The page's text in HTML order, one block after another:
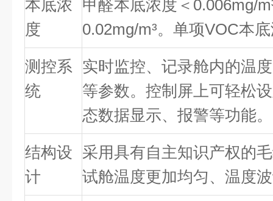
本底浓
度
甲醛本底浓度＜0.006mg/
0.02mg/m³。单项VOC本
测控系
统
实时监控、记录舱内的温
等参数。控制屏上可轻松
态数据显示、报警等功能。
结构设
计
采用具有自主知识产权的
试舱温度更加均匀、温度